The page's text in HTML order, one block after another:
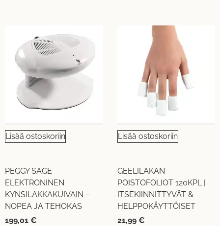
Lisää ostoskoriin
PEGGY SAGE
ELEKTRONINEN
KYNSILAKKAKUIVAIN –
NOPEA JA TEHOKAS
199,01 €
Lisää ostoskoriin
GEELILAKAN
POISTOFOLIOT 120KPL |
ITSEKIINNITTYVÄT &
HELPPOKÄYTTÖISET
21,99 €